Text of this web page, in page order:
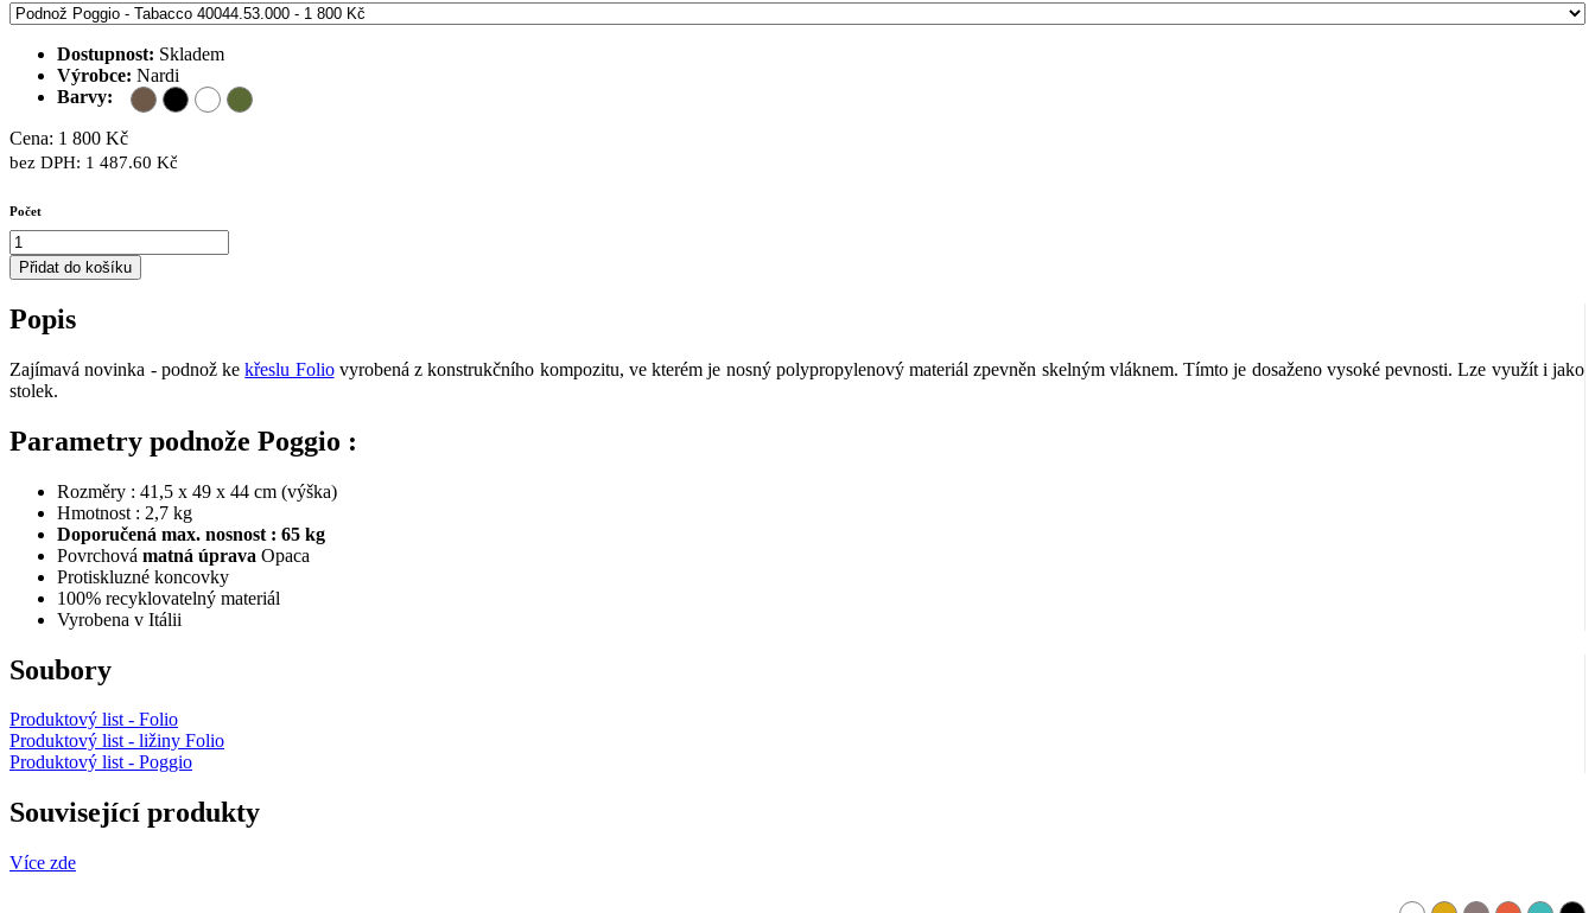
Dostupnost: Skladem
Výrobce: Nardi
Barvy:
Cena: 1 800 Kč
bez DPH: 1 487.60 Kč
Počet
Přidat do košíku
Popis
Zajímavá novinka - podnož kekřeslu Foliovyrobená z konstrukčního kompozitu, ve kterém je nosný polypropylenový materiál zpevněn skelným vláknem. Tímto je dosaženo vysoké pevnosti. Lze využít i jako
stolek.
Parametry podnože Poggio :
Rozměry : 41,5 x 49 x 44 cm (výška)
Hmotnost : 2,7 kg
Doporučená max. nosnost : 65 kg
Povrchová matná úprava Opaca
Protiskluzné koncovky
100% recyklovatelný materiál
Vyrobena v Itálii
Soubory
Produktový list - Folio
Produktový list - ližiny Folio
Produktový list - Poggio
Související produkty
Více zde